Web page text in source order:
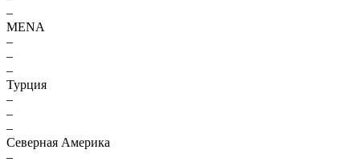
–
MENA
–
–
–
Турция
–
–
–
Северная Америка
–